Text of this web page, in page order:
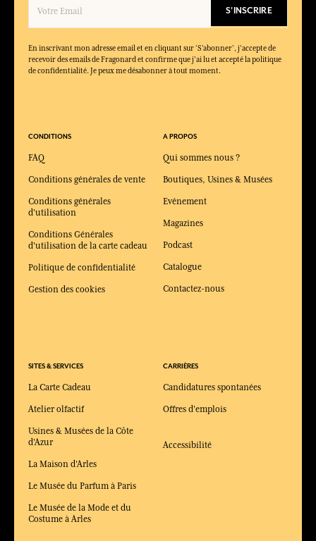
S'INSCRIRE
En inscrivant mon adresse email et en cliquant sur ‘S’abonner’, j'accepte de
recevoir des emails de Fragonard et confirme que j'ai lu et accepté la politique
de confidentialité. Je peux me désabonner à tout moment.
CONDITIONS
FAQ
Conditions générales de vente
Conditions générales
d'utilisation
Conditions Générales
d'utilisation de la carte cadeau
Politique de confidentialité
Gestion des cookies
SITES & SERVICES
La Carte Cadeau
Atelier olfactif
Usines & Musées de la Côte
d'Azur
La Maison d'Arles
Le Musée du Parfum à Paris
Le Musée de la Mode et du
Costume à Arles
A PROPOS
Qui sommes nous ?
Boutiques, Usines & Musées
Evénement
Magazines
Podcast
Catalogue
Contactez-nous
CARRIÈRES
Candidatures spontanées
Offres d'emplois
Accessibilité